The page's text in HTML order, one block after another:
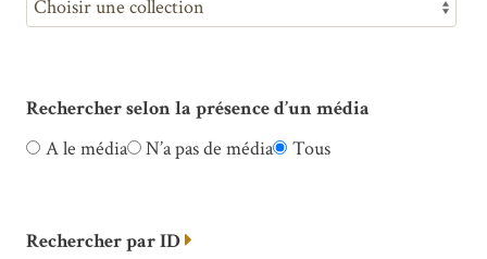
Rechercher selon la présence d’un média
A le média
N’a pas de média Tous
Rechercher par ID